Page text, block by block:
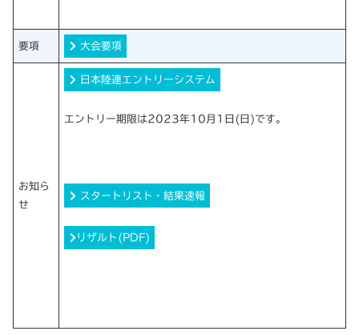
要項 大会要項
お知ら
せ
日本陸連エントリーシステム
エントリー期限は2023年10月1日(日)です。
スタートリスト・結果速報
リザルト(PDF)